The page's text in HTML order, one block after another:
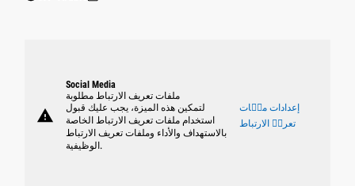
warning
Social Media
ملفات تعريف الارتباط مطلوبة
لتمكين هذه الميزة، يجب عليك قبول
استخدام ملفات تعريف الارتباط الخاصة
بالاستهداف والأداء وملفات تعريف الارتباط
الوظيفية.
إعدادات ملٝات
تعريٝ الارتباط